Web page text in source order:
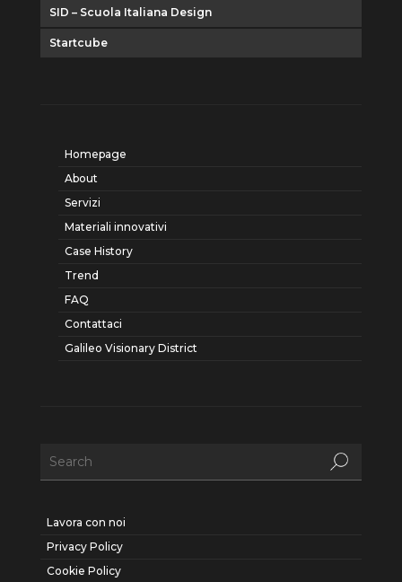
SID – Scuola Italiana Design
Startcube
Homepage
About
Servizi
Materiali innovativi
Case History
Trend
FAQ
Contattaci
Galileo Visionary District
Lavora con noi
Privacy Policy
Cookie Policy